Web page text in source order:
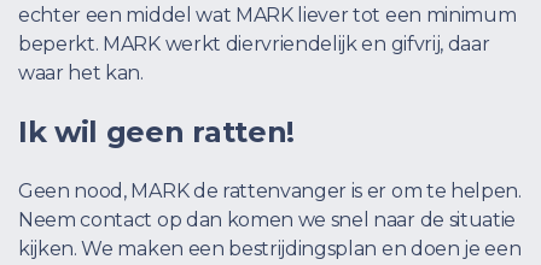
echter een middel wat MARK liever tot een minimum
beperkt. MARK werkt diervriendelijk en gifvrij, daar
waar het kan.
Ik wil geen ratten!
Geen nood, MARK de rattenvanger is er om te helpen.
Neem contact op dan komen we snel naar de situatie
kijken. We maken een bestrijdingsplan en doen je een